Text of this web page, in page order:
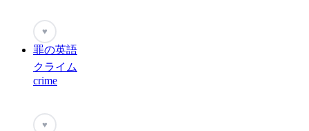
♥
罪の英語
クライム
crime
♥